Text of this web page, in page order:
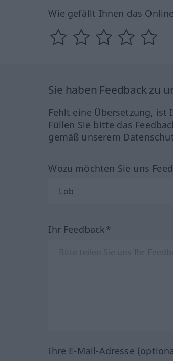
Wie gefällt Ihnen das
Sie haben Feedback zu
Fehlt eine Übersetzung, ist
Füllen Sie bitte das
gemäß unserem
Wozu möchten Sie uns
Ihr Feedback*
Ihre E-Mail-Adresse